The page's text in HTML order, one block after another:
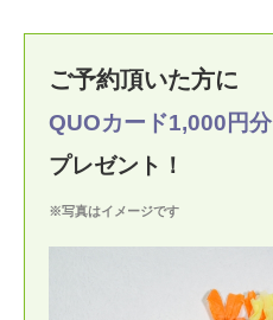
ご予約頂いた方に
QUOカード1,000円分
プレゼント！
※写真はイメージです